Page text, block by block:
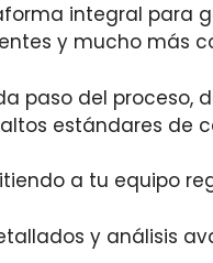
integral para
y mucho más
paso del
estándares de
a tu equipo
y análisis